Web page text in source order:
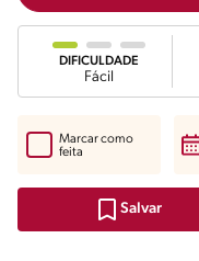
DIFICULDADE
Fácil
Salvar
Marcar como
feita